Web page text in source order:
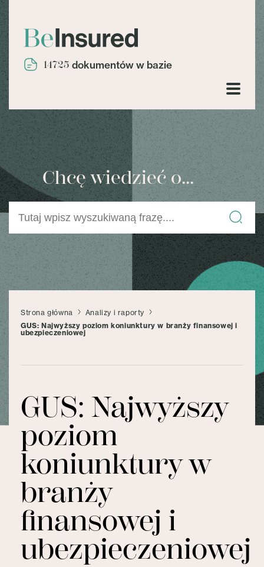
14725 dokumentów w bazie
Chcę wiedzieć o...
Strona główna
Analizy i raporty
GUS: Najwyższy poziom koniunktury w branży finansowej i
ubezpieczeniowej
GUS: Najwyższy
poziom
koniunktury w
branży
finansowej i
ubezpieczeniowej